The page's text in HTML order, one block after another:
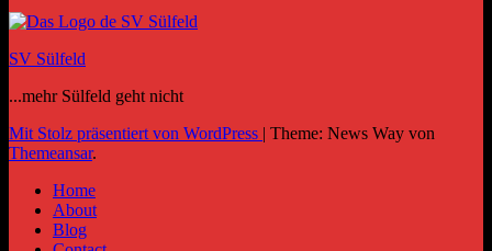
SV Sülfeld
...mehr Sülfeld geht nicht
Mit Stolz präsentiert von WordPress | Theme: News Way von
Themeansar.
Home
About
Blog